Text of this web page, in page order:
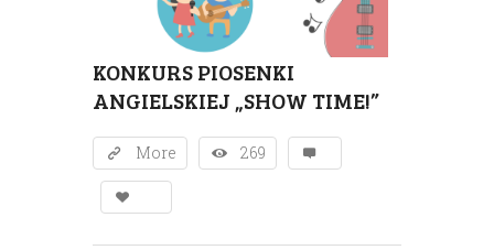
KONKURS PIOSENKI
ANGIELSKIEJ „SHOW TIME!”
More 269